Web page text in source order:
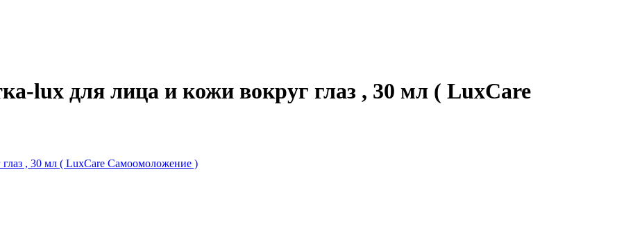
lux для лица и кожи вокруг глаз , 30 мл ( LuxCare